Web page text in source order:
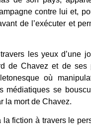
contre lui et,
de l’exécuter et
les yeux d’une
de Chavez et de
où
médiatiques se
la mort de Chavez.
la fiction à travers le